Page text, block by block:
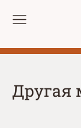
Другая